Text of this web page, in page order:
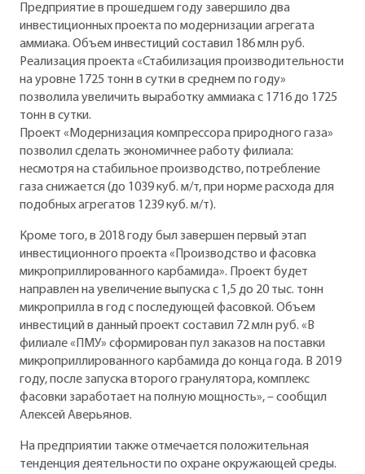
Предприятие в прошедшем году завершило два
инвестиционных проекта по модернизации агрегата
аммиака. Объем инвестиций составил 186 млн руб.
Реализация проекта «Стабилизация производительности
на уровне 1725 тонн в сутки в среднем по году»
позволила увеличить выработку аммиака с 1716 до 1725
тонн в сутки.
Проект «Модернизация компрессора природного газа»
позволил сделать экономичнее работу филиала:
несмотря на стабильное производство, потребление
газа снижается (до 1039 куб. м/т, при норме расхода для
подобных агрегатов 1239 куб. м/т).
Кроме того, в 2018 году был завершен первый этап
инвестиционного проекта «Производство и фасовка
микроприллированного карбамида». Проект будет
направлен на увеличение выпуска с 1,5 до 20 тыс. тонн
микроприлла в год с последующей фасовкой. Объем
инвестиций в данный проект составил 72 млн руб. «В
филиале «ПМУ» сформирован пул заказов на поставки
микроприллированного карбамида до конца года. В 2019
году, после запуска второго гранулятора, комплекс
фасовки заработает на полную мощность», – сообщил
Алексей Аверьянов.
На предприятии также отмечается положительная
тенденция деятельности по охране окружающей среды.